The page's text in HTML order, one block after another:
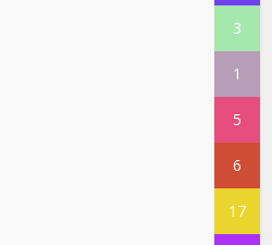
3
1
5
6
17